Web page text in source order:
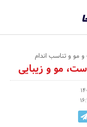
رسمی
-
اخبار
تایید
شده
شرکت‌ها،
صفحه نخست اقتصادی
تجارت و بازار
کارآفرینی و استارتاپ
صفحه نخست اجتماعی
علم و آموزش
بهداشت و درمان
صفحه نخست فرهنگی
رسانه‌ها
نشریات و کتاب
صفحه نخست ورزش
تازه‌های ورزش
مکان‌های ورزشی
صفحه نخست سبک زندگی
سلامت و زیبایی
روانشناسی و موفقیت
صفحه نخست رویداد
حراج و تخفیف
جشنواره، نمایشگاه و
مو و تناسب اندام
مو و زیبایی